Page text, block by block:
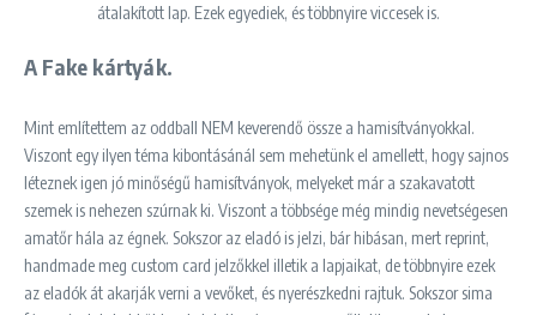
átalakított lap. Ezek egyediek, és többnyire viccesek is.
A Fake kártyák.
Mint említettem az oddball NEM keverendő össze a hamisítványokkal.
Viszont egy ilyen téma kibontásánál sem mehetünk el amellett, hogy sajnos
léteznek igen jó minőségű hamisítványok, melyeket már a szakavatott
szemek is nehezen szúrnak ki. Viszont a többsége még mindig nevetségesen
amatőr hála az égnek. Sokszor az eladó is jelzi, bár hibásan, mert reprint,
handmade meg custom card jelzőkkel illetik a lapjaikat, de többnyire ezek
az eladók át akarják verni a vevőket, és nyerészkedni rajtuk. Sokszor sima